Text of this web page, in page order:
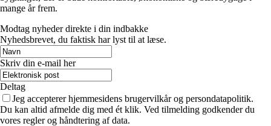
mange år frem.
Modtag nyheder direkte i din indbakke
Nyhedsbrevet, du faktisk har lyst til at læse.
Skriv din e-mail her
Deltag
Jeg accepterer hjemmesidens brugervilkår og persondatapolitik.
Du kan altid afmelde dig med ét klik. Ved tilmelding godkender du
vores regler og håndtering af data.